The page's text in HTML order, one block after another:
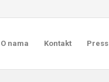
O nama Kontakt Press